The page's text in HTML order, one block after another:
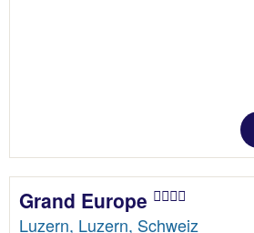
Grand Europe
Luzern, Luzern, Schweiz